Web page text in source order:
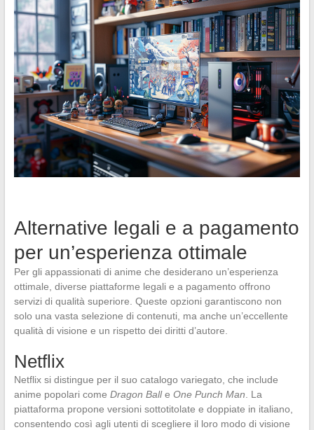
Alternative legali e a pagamento
per un’esperienza ottimale
Per gli appassionati di anime che desiderano un’esperienza
ottimale, diverse piattaforme legali e a pagamento offrono
servizi di qualità superiore. Queste opzioni garantiscono non
solo una vasta selezione di contenuti, ma anche un’eccellente
qualità di visione e un rispetto dei diritti d’autore.
Netflix
Netflix si distingue per il suo catalogo variegato, che include
anime popolari come Dragon Balle One Punch Man . La
piattaforma propone versioni sottotitolate e doppiate in italiano,
consentendo così agli utenti di scegliere il loro modo di visione